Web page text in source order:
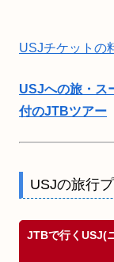
USJチケットの
USJへの旅・ス
付のJTBツアー
USJの旅行
JTBで行くUSJ(